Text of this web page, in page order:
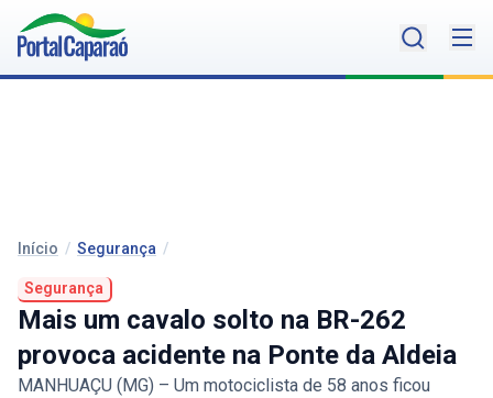
Início / Segurança /
Segurança
Mais um cavalo solto na BR-262
provoca acidente na Ponte da Aldeia
MANHUAÇU (MG) – Um motociclista de 58 anos ficou